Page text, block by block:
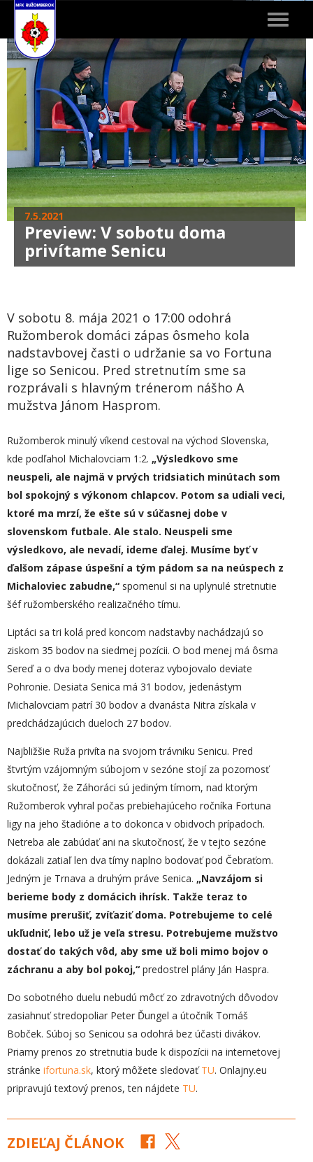
Toggle
7.5.2021
Preview: V sobotu doma
privítame Senicu
V sobotu 8. mája 2021 o 17:00 odohrá
Ružomberok domáci zápas ôsmeho kola
nadstavbovej časti o udržanie sa vo Fortuna
lige so Senicou. Pred stretnutím sme sa
rozprávali s hlavným trénerom nášho A
mužstva Jánom Hasprom.
Ružomberok minulý víkend cestoval na východ Slovenska,
kde podľahol Michalovciam 1:2. „Výsledkovo sme
neuspeli, ale najmä v prvých tridsiatich minútach som
bol spokojný s výkonom chlapcov. Potom sa udiali veci,
ktoré ma mrzí, že ešte sú v súčasnej dobe v
slovenskom futbale. Ale stalo. Neuspeli sme
výsledkovo, ale nevadí, ideme ďalej. Musíme byť v
ďalšom zápase úspešní a tým pádom sa na neúspech z
Michaloviec zabudne,“ spomenul si na uplynulé stretnutie
šéf ružomberského realizačného tímu.
Liptáci sa tri kolá pred koncom nadstavby nachádzajú so
ziskom 35 bodov na siedmej pozícii. O bod menej má ôsma
Sereď a o dva body menej doteraz vybojovalo deviate
Pohronie. Desiata Senica má 31 bodov, jedenástym
Michalovciam patrí 30 bodov a dvanásta Nitra získala v
predchádzajúcich dueloch 27 bodov.
Najbližšie Ruža privíta na svojom trávniku Senicu. Pred
štvrtým vzájomným súbojom v sezóne stojí za pozornosť
skutočnosť, že Záhoráci sú jediným tímom, nad ktorým
Ružomberok vyhral počas prebiehajúceho ročníka Fortuna
ligy na jeho štadióne a to dokonca v obidvoch prípadoch.
Netreba ale zabúdať ani na skutočnosť, že v tejto sezóne
dokázali zatiaľ len dva tímy naplno bodovať pod Čebraťom.
Jedným je Trnava a druhým práve Senica. „Navzájom si
berieme body z domácich ihrísk. Takže teraz to
musíme prerušiť, zvíťaziť doma. Potrebujeme to celé
ukľudniť, lebo už je veľa stresu. Potrebujeme mužstvo
dostať do takých vôd, aby sme už boli mimo bojov o
záchranu a aby bol pokoj,“ predostrel plány Ján Haspra.
Do sobotného duelu nebudú môcť zo zdravotných dôvodov
zasiahnuť stredopoliar Peter Ďungel a útočník Tomáš
Bobček. Súboj so Senicou sa odohrá bez účasti divákov.
Priamy prenos zo stretnutia bude k dispozícii na internetovej
stránke ifortuna.sk, ktorý môžete sledovaťTU. Onlajny.eu
pripravujú textový prenos, ten nájdete TU.
ZDIEĽAJ ČLÁNOK